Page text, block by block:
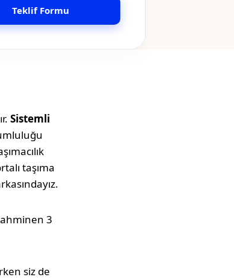
Teklif Formu
Sistemli
taşıma
3
siz de